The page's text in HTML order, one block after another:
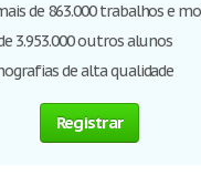
de 863.000 trabalhos e
3.953.000 outros alunos
de alta qualidade
Registrar